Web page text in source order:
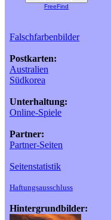
FreeFind
Falschfarbenbilder
Postkarten:
Australien
Südkorea
Unterhaltung:
Online-Spiele
Partner:
Partner-Seiten
Seitenstatistik
Haftungsausschluss
Hintergrundbilder: